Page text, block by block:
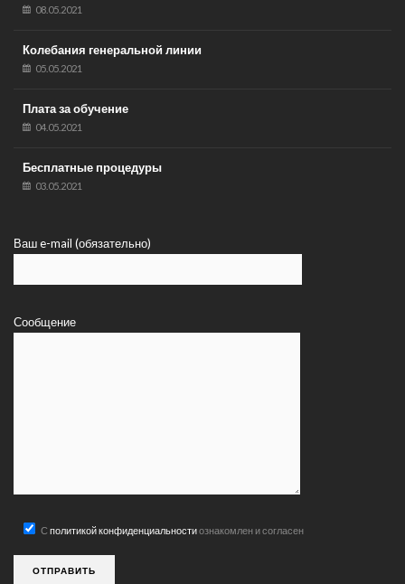
08.05.2021
Колебания генеральной линии
05.05.2021
Плата за обучение
04.05.2021
Бесплатные процедуры
03.05.2021
Ваш e-mail (обязательно)
Сообщение
С политикой конфиденциальностиознакомлен и согласен